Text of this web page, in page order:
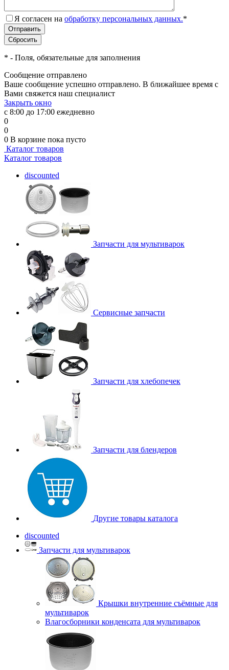
Я согласен на обработку персональных данных.*
* - Поля, обязательные для заполнения
Сообщение отправлено
Ваше сообщение успешно отправлено. В ближайшее время с
Вами свяжется наш специалист
Закрыть окно
с 8:00 до 17:00 ежедневно
0
0
0 В корзине пока пусто
Каталог товаров
Каталог товаров
discounted
Запчасти для мультиварок
Сервисные запчасти
Запчасти для хлебопечек
Запчасти для блендеров
Другие товары каталога
discounted
Запчасти для мультиварок
Крышки внутренние съёмные для
мультиварок
Влагосборники конденсата для мультиварок